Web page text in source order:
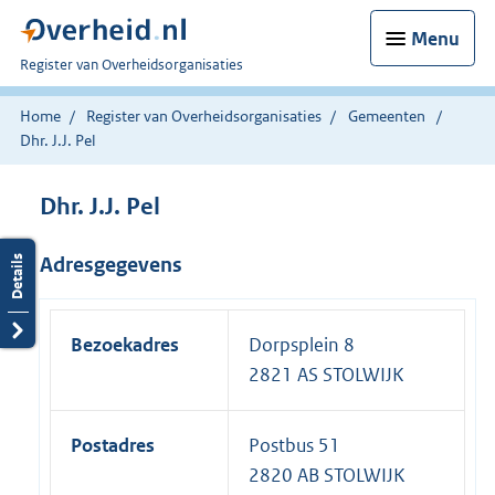
Menu
U
bent
nu
hier:
Register van Overheidsorganisaties
Home Register van Overheidsorganisaties
Gemeenten
Dhr. J.J. Pel
Dhr. J.J. Pel
Adresgegevens
Bezoekadres
Dorpsplein 8
2821 AS STOLWIJK
Postadres
Postbus 51
2820 AB STOLWIJK